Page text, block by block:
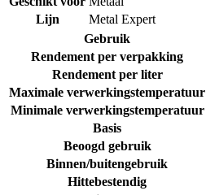
Lijn
Metal Expert
Gebruik
Rendement per verpakking
Rendement per liter
Maximale verwerkingstemperatuur
Minimale verwerkingstemperatuur
Basis
Beoogd gebruik
Binnen/buitengebruik
Hittebestendig